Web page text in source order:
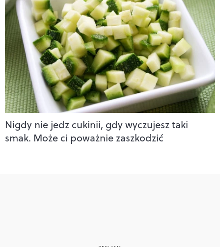
Nigdy nie jedz cukinii, gdy wyczujesz taki
smak. Może ci poważnie zaszkodzić